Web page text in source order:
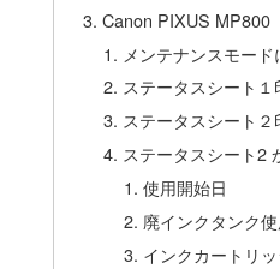
Canon PIXUS MP800
メンテナンスモー
ステータスシート１
ステータスシート２
ステータスシート2
使用開始日
廃インクタンク
インクカートリ